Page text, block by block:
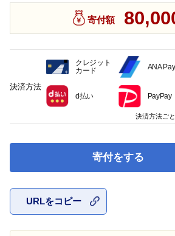
寄付額
寄付をする
URLをコピー
決済方法
クレジット
カード
ANA Pay
d払い PayPay
決済方法ご